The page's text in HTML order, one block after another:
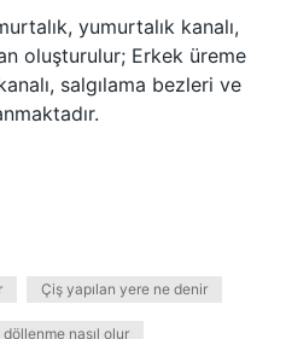
yumurtalık kanalı,
oluşturulur; Erkek üreme
salgılama bezleri ve
Çiş yapılan yere ne denir
nasıl olur